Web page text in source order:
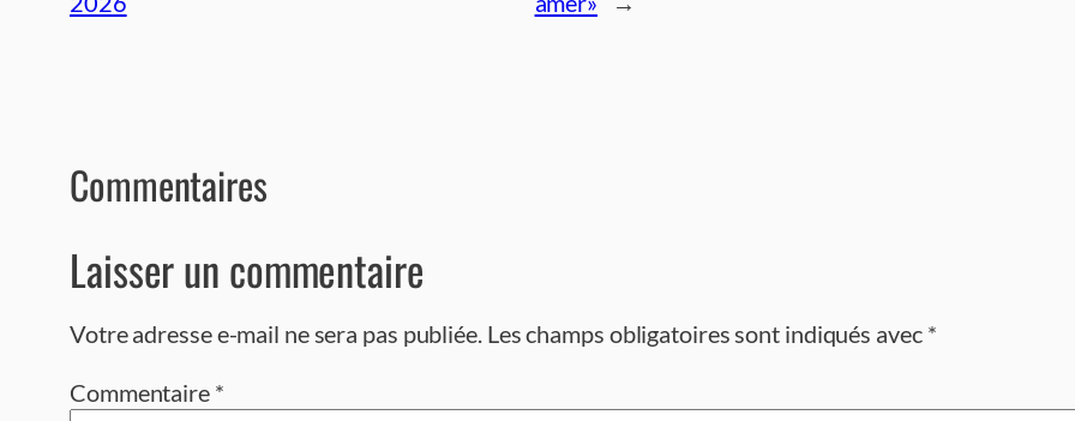
Commentaires
Laisser un commentaire
Votre adresse e-mail ne sera pas publiée. Les champs obligatoires sont indiqués avec *
Commentaire *